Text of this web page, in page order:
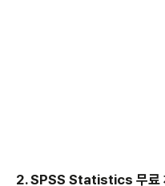
2. SPSS Statistics 무료